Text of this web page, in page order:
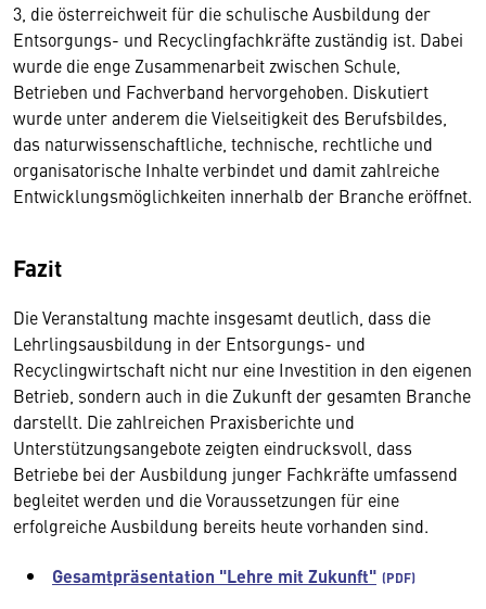
3, die österreichweit für die schulische Ausbildung der
Entsorgungs- und Recyclingfachkräfte zuständig ist. Dabei
wurde die enge Zusammenarbeit zwischen Schule,
Betrieben und Fachverband hervorgehoben. Diskutiert
wurde unter anderem die Vielseitigkeit des Berufsbildes,
das naturwissenschaftliche, technische, rechtliche und
organisatorische Inhalte verbindet und damit zahlreiche
Entwicklungsmöglichkeiten innerhalb der Branche eröffnet.
Fazit
Die Veranstaltung machte insgesamt deutlich, dass die
Lehrlingsausbildung in der Entsorgungs- und
Recyclingwirtschaft nicht nur eine Investition in den eigenen
Betrieb, sondern auch in die Zukunft der gesamten Branche
darstellt. Die zahlreichen Praxisberichte und
Unterstützungsangebote zeigten eindrucksvoll, dass
Betriebe bei der Ausbildung junger Fachkräfte umfassend
begleitet werden und die Voraussetzungen für eine
erfolgreiche Ausbildung bereits heute vorhanden sind.
Gesamtpräsentation "Lehre mit Zukunft"